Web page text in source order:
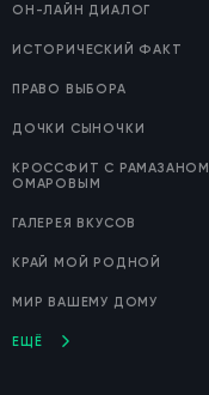
ОН-ЛАЙН ДИАЛОГ
ИСТОРИЧЕСКИЙ ФАКТ
ПРАВО ВЫБОРА
ДОЧКИ СЫНОЧКИ
КРОССФИТ С РАМАЗАНОМ
ОМАРОВЫМ
ГАЛЕРЕЯ ВКУСОВ
КРАЙ МОЙ РОДНОЙ
МИР ВАШЕМУ ДОМУ
ЕЩЁ